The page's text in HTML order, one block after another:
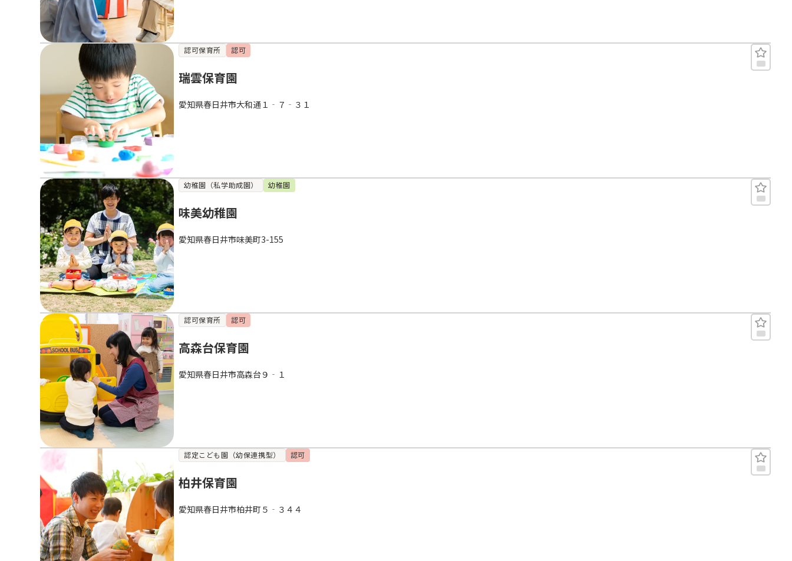
認可保育所 認可
瑞雲保育園
愛知県春日井市大和通１‐７‐３１
幼稚園（私学助成園） 幼稚園
味美幼稚園
愛知県春日井市味美町3-155
認可保育所 認可
高森台保育園
愛知県春日井市高森台９‐１
認定こども園（幼保連携型） 認可
柏井保育園
愛知県春日井市柏井町５‐３４４